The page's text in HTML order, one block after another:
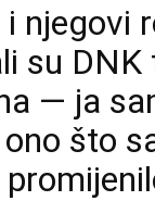
njegovi
su DNK
— ja
ono što